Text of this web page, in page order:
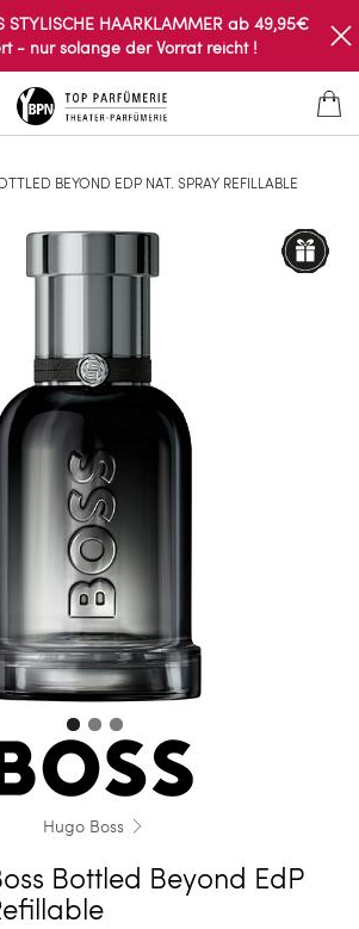
STYLISCHE HAARKLAMMER ab 49,95€
- nur solange der Vorrat reicht !
BEYOND EDP NAT. SPRAY REFILLABLE
Hugo Boss
Bottled Beyond EdP